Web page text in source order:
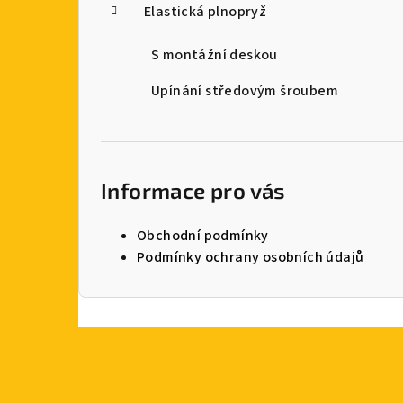
Elastická plnopryž
S montážní deskou
Upínání středovým šroubem
Informace pro vás
Obchodní podmínky
Podmínky ochrany osobních údajů